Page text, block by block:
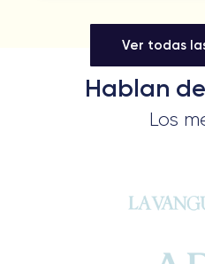
Ver todas
Hablan
Los